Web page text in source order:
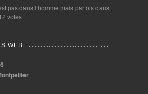
pas dans l homme mais parfois dans
votes
WEB